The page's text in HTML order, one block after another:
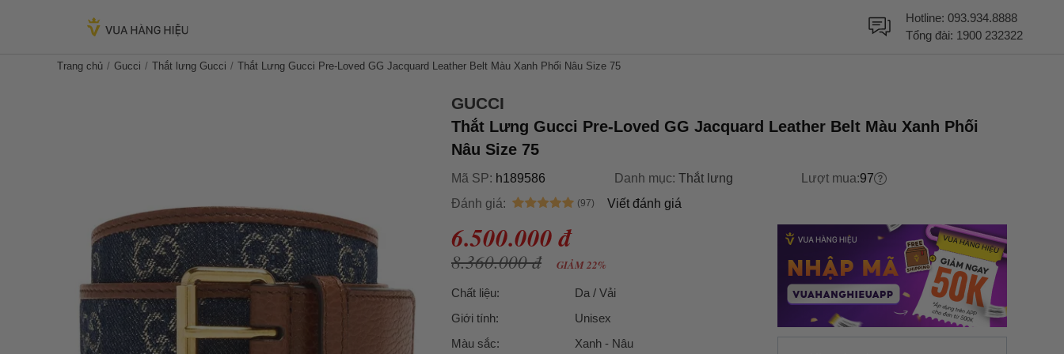
Hotline: 093.934.8888
Tổng đài: 1900 232322
Trang chủ Gucci Thắt lưng Gucci Thắt Lưng Gucci Pre-Loved GG Jacquard Leather Belt Màu Xanh Phối Nâu Size 75
GUCCI
Thắt Lưng Gucci Pre-Loved GG Jacquard Leather Belt Màu Xanh Phối
Nâu Size 75
Mã SP: h189586 Danh mục: Thắt lưng Lượt mua:97
Đánh giá:
Viết đánh giá
6.500.000 đ
8.360.000 đ GIẢM 22%
Chất liệu:
Da / Vải
Giới tính:
Unisex
Màu sắc:
Xanh - Nâu